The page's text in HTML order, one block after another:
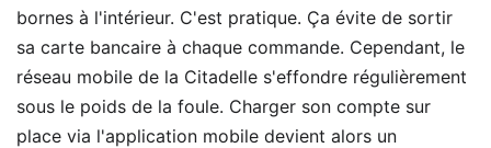
bornes à l'intérieur. C'est pratique. Ça évite de sortir
sa carte bancaire à chaque commande. Cependant, le
réseau mobile de la Citadelle s'effondre régulièrement
sous le poids de la foule. Charger son compte sur
place via l'application mobile devient alors un